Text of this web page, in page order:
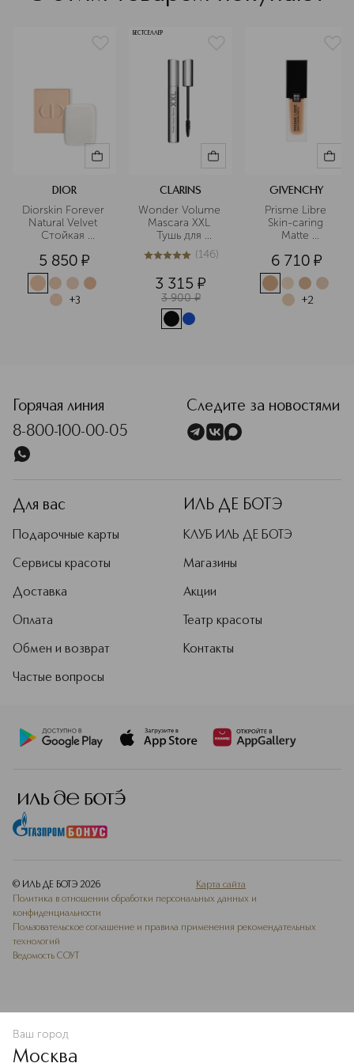
CI 77163 (BISMUTH OXYCHLORIDE)] Небольшое
DIOR
Diorskin Forever
Natural Velvet
Стойкая
тональная
основа для
лица, сменный
блок
5 850 ¤
+3
БЕСТСЕЛЛЕР
CLARINS
Wonder Volume
Mascara XXL
Тушь для
максимального
объема ресниц
4.9из5146 (146)
3 315 ¤
3 900 ¤
GIVENCHY
Prisme Libre
Skin-caring
Matte
матирующее
тональное
средство
6 710 ¤
+2
В КОРЗИНУ
Горячая линия
8-800-100-00-05
Следите за новостями
Для вас
Подарочные карты
Сервисы красоты
Доставка
Оплата
Обмен и возврат
Частые вопросы
ИЛЬ ДЕ БОТЭ
КЛУБ ИЛЬ ДЕ БОТЭ
Магазины
Акции
Театр красоты
Контакты
© ИЛЬ ДЕ БОТЭ 2026
Карта сайта
Политика в отношении обработки персональных данных и
конфиденциальности
Пользовательское соглашение и правила применения рекомендательных
технологий
Ведомость СОУТ
Ваш город
Москва